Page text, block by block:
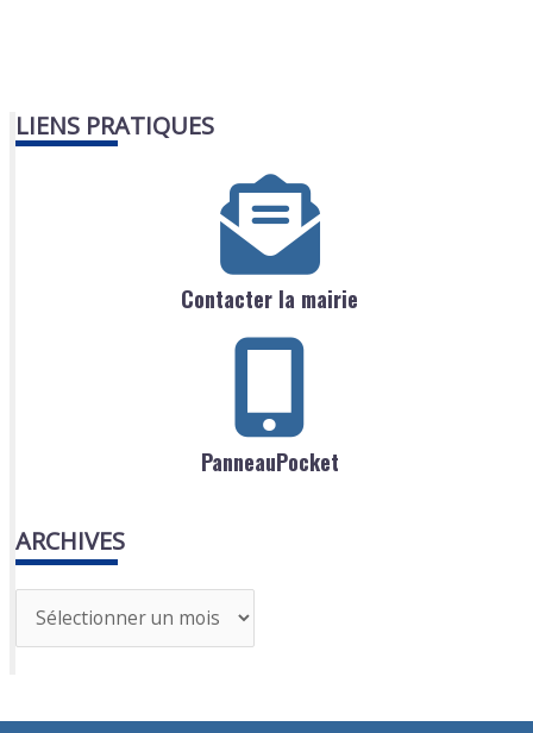
LIENS PRATIQUES
Contacter la mairie
PanneauPocket
ARCHIVES
r
h